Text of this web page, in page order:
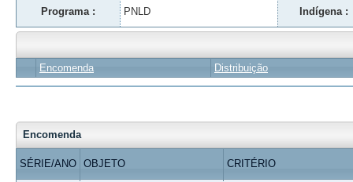
Programa : PNLD Indígena :
Encomenda Distribuição
Encomenda
SÉRIE/ANO OBJETO CRITÉRIO